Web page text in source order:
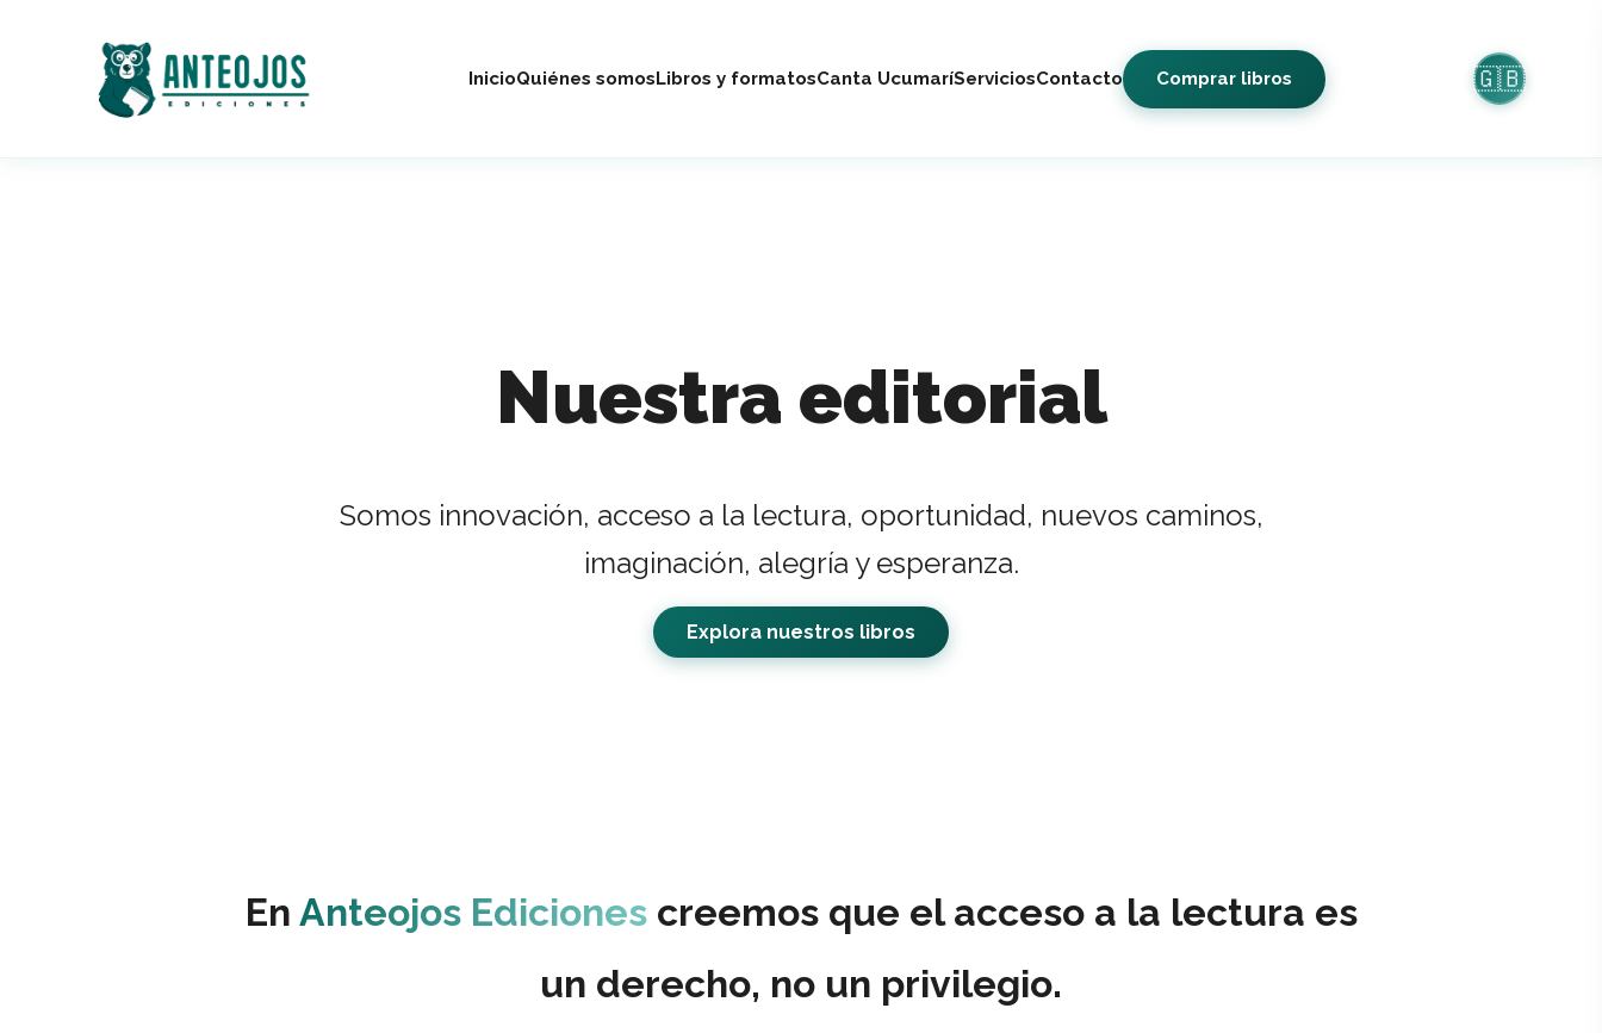
🇬🇧
InicioQuiénes somosLibros y formatosCanta UcumaríServiciosContacto Comprar libros
Nuestra editorial
Somos innovación, acceso a la lectura, oportunidad, nuevos caminos,
imaginación, alegría y esperanza.
Explora nuestros libros
En Anteojos Edicionescreemos que el acceso a la lectura es
un derecho, no un privilegio.